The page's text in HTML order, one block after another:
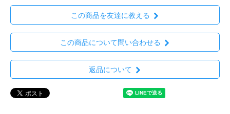
この商品を友達に教える
この商品について問い合わせる
返品について